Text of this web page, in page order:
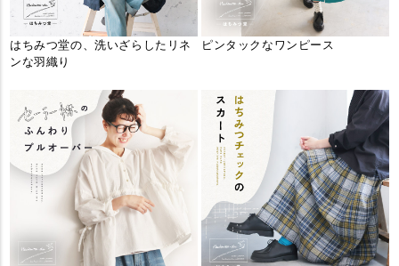
はちみつ堂の、洗いざらしたリネ
ンな羽織り
ピンタックなワンピース